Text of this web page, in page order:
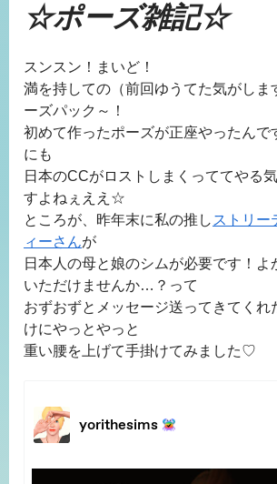
☆ポーズ雑記☆
スンスン！まいど！
満を持しての（前回ゆうてた気がしま
ーズパック～！
初めて作ったポーズが正座やったんで
にも
日本のCCがロストしまくっててやる
すよねぇええ☆
ところが、昨年末に私の推しストリー
ィーさんが
日本人の母と娘のシムが必要です！よ
いただけませんか…？って
おずおずとメッセージ送ってきてくれ
けにやっとやっと
重い腰を上げて手掛けてみました♡